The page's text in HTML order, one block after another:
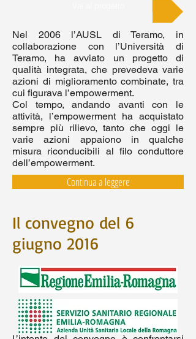
Nel 2006 l’AUSL di Teramo, in
collaborazione con l’Università di
Teramo, ha avviato un progetto di
qualità integrata, che prevedeva varie
azioni di miglioramento combinate, tra
cui figurava l’empowerment.
Col tempo, andando avanti con le
attività, l’empowerment ha acquistato
sempre più rilievo, tanto che oggi le
varie azioni appaiono in qualche
misura riconducibili al filo conduttore
dell’empowerment.
Continua a leggere
Il convegno del 6
giugno 2016